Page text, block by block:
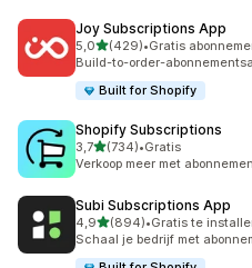
Joy Subscriptions App
5,0van 5 sterren
(429)
429 recensies in totaal
•Gratis
Build-to-order-
Built for Shopify
Shopify Subscriptions
3,7van 5 sterren
(734)
734 recensies in totaal
•Gratis
Verkoop meer met
Subi Subscriptions App
4,9van 5 sterren
(894)
894 recensies in totaal
•Gratis te
Schaal je bedrijf met